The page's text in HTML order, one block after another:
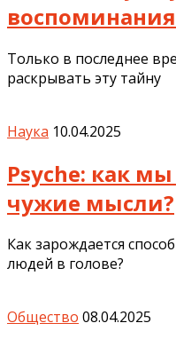
Только в последнее
раскрывать эту тайну
Наука 10.04.2025
Psyche: как
чужие мысли?
Как зарождается
людей в голове?
Общество 08.04.2025